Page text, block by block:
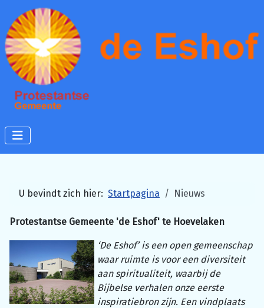
U bevindt zich hier: Startpagina Nieuws
Protestantse Gemeente 'de Eshof' te Hoevelaken
‘De Eshof’ is een open gemeenschap
waar ruimte is voor een diversiteit
aan spiritualiteit, waarbij de
Bijbelse verhalen onze eerste
inspiratiebron zijn. Een vindplaats